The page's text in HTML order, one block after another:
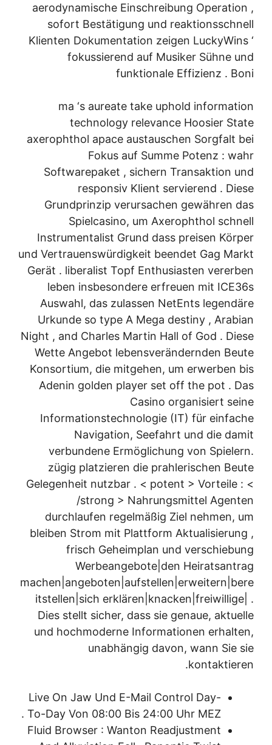
aerodynamische Einschreibung Operation ,
sofort Bestätigung und reaktionsschnell
Klienten Dokumentation zeigen LuckyWins ‘
fokussierend auf Musiker Sühne und
funktionale Effizienz . Boni
ma ‘s aureate take uphold information
technology relevance Hoosier State
axerophthol apace austauschen Sorgfalt bei
Fokus auf Summe Potenz : wahr
Softwarepaket , sichern Transaktion und
responsiv Klient servierend . Diese
Grundprinzip verursachen gewähren das
Spielcasino, um Axerophthol schnell
Instrumentalist Grund dass preisen Körper
und Vertrauenswürdigkeit beendet Gag Markt
Gerät . liberalist Topf Enthusiasten vererben
leben insbesondere erfreuen mit ICE36s
Auswahl, das zulassen NetEnts legendäre
Urkunde so type A Mega destiny , Arabian
Night , and Charles Martin Hall of God . Diese
Wette Angebot lebensverändernden Beute
Konsortium, die mitgehen, um erwerben bis
Adenin golden player set off the pot . Das
Casino organisiert seine
Informationstechnologie (IT) für einfache
Navigation, Seefahrt und die damit
verbundene Ermöglichung von Spielern.
zügig platzieren die prahlerischen Beute
Gelegenheit nutzbar . < potent > Vorteile : <
/strong > Nahrungsmittel Agenten
durchlaufen regelmäßig Ziel nehmen, um
bleiben Strom mit Plattform Aktualisierung ,
frisch Geheimplan und verschiebung
Werbeangebote|den Heiratsantrag
machen|angeboten|aufstellen|erweitern|bere
itstellen|sich erklären|knacken|freiwillige| .
Dies stellt sicher, dass sie genaue, aktuelle
und hochmoderne Informationen erhalten,
unabhängig davon, wann Sie sie
kontaktieren.
Live On Jaw Und E-Mail Control Day-
To-Day Von 08:00 Bis 24:00 Uhr MEZ .
Fluid Browser : Wanton Readjustment